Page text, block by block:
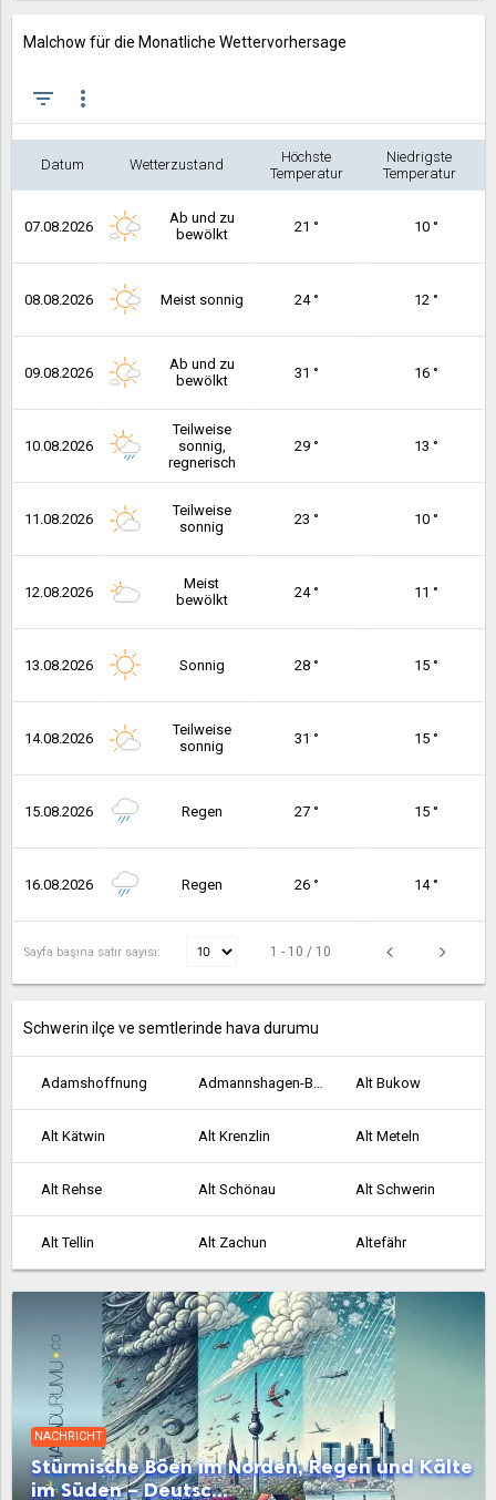
Malchow für die Monatliche Wettervorhersage
filter_list more_vert
Datum Wetterzustand
Höchste
Temperatur
Niedrigste
Temperatur
07.08.2026
Ab und zu
bewölkt
21 ° 10 °
08.08.2026 Meist sonnig 24 ° 12 °
09.08.2026
Ab und zu
bewölkt
31 ° 16 °
10.08.2026
Teilweise
sonnig,
regnerisch
29 ° 13 °
11.08.2026
Teilweise
sonnig
23 ° 10 °
12.08.2026
Meist
bewölkt
24 ° 11 °
13.08.2026 Sonnig 28 ° 15 °
14.08.2026
Teilweise
sonnig
31 ° 15 °
15.08.2026 Regen 27 ° 15 °
16.08.2026 Regen 26 ° 14 °
Sayfa başına satır sayısı: 1 - 10 / 10
Schwerin ilçe ve semtlerinde hava durumu
Adamshoffnung Admannshagen-Bargeshagen Alt Bukow
Alt Kätwin Alt Krenzlin Alt Meteln
Alt Rehse Alt Schönau Alt Schwerin
Alt Tellin Alt Zachun Altefähr
Altenkirchen Altenpleen Altentreptow
Altkalen Altwarp Altwigshagen
Ankershagen Anklam Bad Doberan
Bad Kleinen Bad Sülze Badow
NACHRICHT
Stürmische Böen im Norden, Regen und Kälte
im Süden – Deutsc...